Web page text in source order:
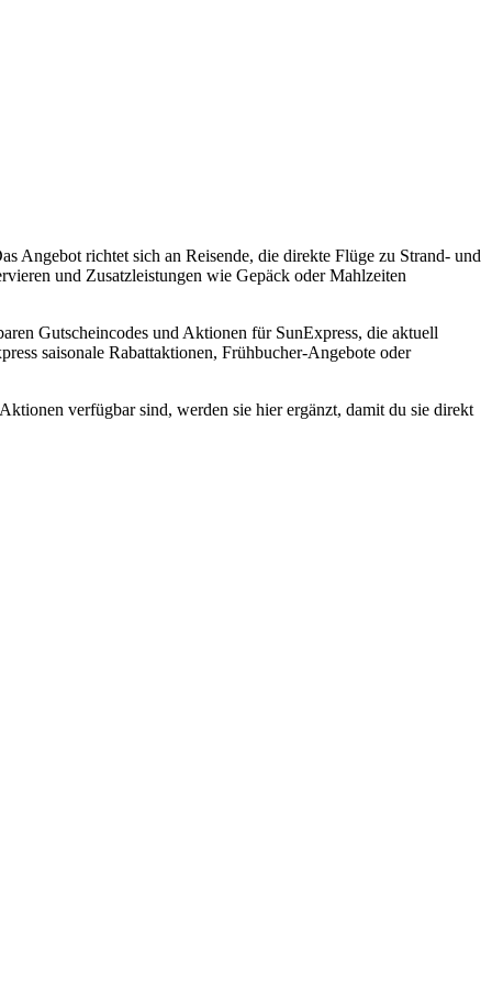
Angebot richtet sich an Reisende, die direkte Flüge zu Strand- und
und Zusatzleistungen wie Gepäck oder Mahlzeiten
Gutscheincodes und Aktionen für SunExpress, die aktuell
saisonale Rabattaktionen, Frühbucher-Angebote oder
verfügbar sind, werden sie hier ergänzt, damit du sie direkt